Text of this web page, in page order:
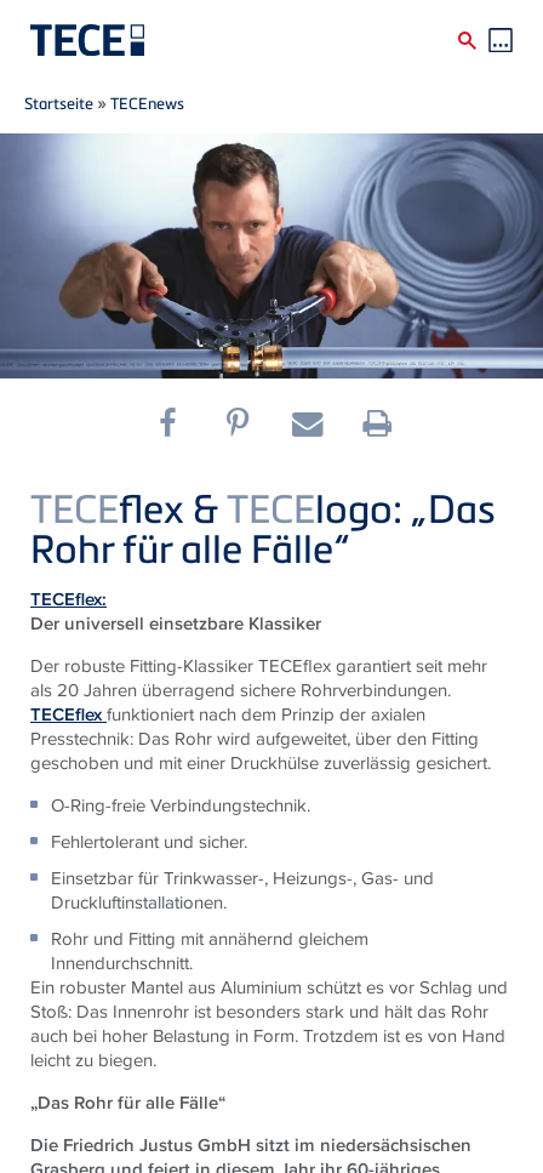
Direkt zum Inhalt
Breadcrumb
Startseite »TECEnews
TECEflex &TECElogo: „Das
Rohr für alle Fälle“
TECEflex:
Der universell einsetzbare Klassiker
Der robuste Fitting-Klassiker TECEflex garantiert seit mehr
als 20 Jahren überragend sichere Rohrverbindungen.
TECEflexfunktioniert nach dem Prinzip der axialen
Presstechnik: Das Rohr wird aufgeweitet, über den Fitting
geschoben und mit einer Druckhülse zuverlässig gesichert.
O-Ring-freie Verbindungstechnik.
Fehlertolerant und sicher.
Einsetzbar für Trinkwasser-, Heizungs-, Gas- und
Druckluftinstallationen.
Rohr und Fitting mit annähernd gleichem
Innendurchschnitt.
Ein robuster Mantel aus Aluminium schützt es vor Schlag und
Stoß: Das Innenrohr ist besonders stark und hält das Rohr
auch bei hoher Belastung in Form. Trotzdem ist es von Hand
leicht zu biegen.
„Das Rohr für alle Fälle“
Die Friedrich Justus GmbH sitzt im niedersächsischen